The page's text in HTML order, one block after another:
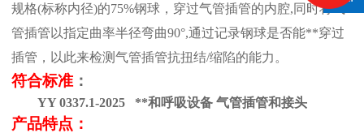
规格(标称内径)的75%钢球， 穿过气管插管的内腔,同时将气
管插管以指定曲率半径弯曲90°,通过记录钢球是否能**穿过
插管 ， 以此来检测气管插管抗扭结/缩陷的能力 。
符合标准：
YY 0337.1-2025 **和呼吸设备 气管插管和接头
产品特点 ：